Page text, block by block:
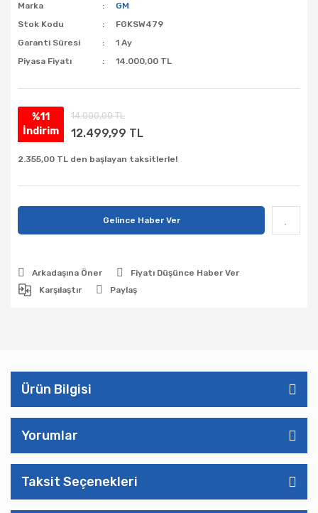
Marka
GM
Stok Kodu
FGKSW479
Garanti Süresi
1 Ay
Piyasa Fiyatı
14.000,00 TL
%11
İndirim
14.000,00 TL
12.499,99 TL
2.355,00 TL den başlayan taksitlerle!
Gelince Haber Ver
Arkadaşına Öner
Fiyatı Düşünce Haber Ver
Karşılaştır
Paylaş
Ürün Bilgisi
Yorumlar
Taksit Seçenekleri